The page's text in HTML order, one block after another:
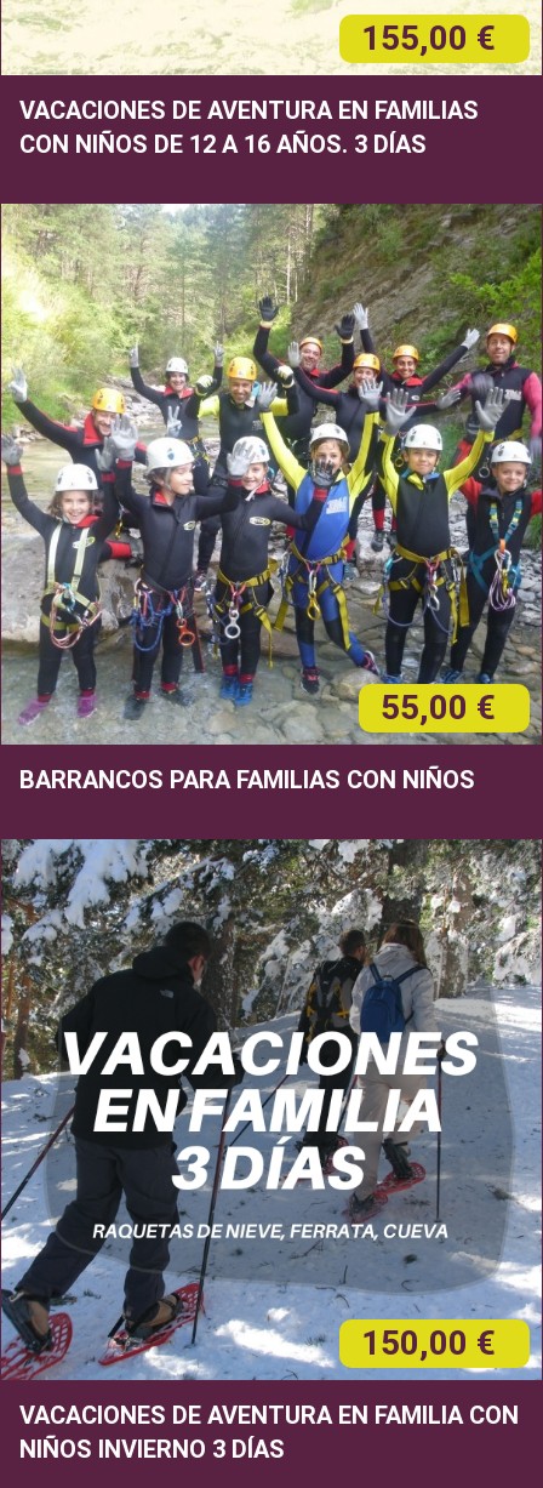
155,00 €
VACACIONES DE AVENTURA EN FAMILIAS
CON NIÑOS DE 12 A 16 AÑOS. 3 DÍAS
55,00 €
BARRANCOS PARA FAMILIAS CON NIÑOS
150,00 €
VACACIONES DE AVENTURA EN FAMILIA CON
NIÑOS INVIERNO 3 DÍAS